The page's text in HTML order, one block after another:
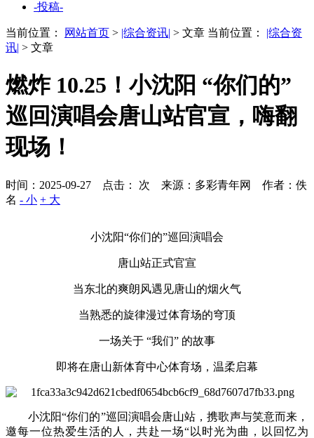
-投稿-
当前位置： 网站首页 > |综合资讯| > 文章 当前位置： |综合资
讯| > 文章
燃炸 10.25！小沈阳 “你们的”
巡回演唱会唐山站官宣，嗨翻
现场！
时间：2025-09-27 点击： 次 来源：多彩青年网 作者：佚
名 - 小 + 大
小沈阳“你们的”巡回演唱会
唐山站正式官宣
当东北的爽朗风遇见唐山的烟火气
当熟悉的旋律漫过体育场的穹顶
一场关于 “我们” 的故事
即将在唐山新体育中心体育场，温柔启幕
小沈阳“你们的”巡回演唱会唐山站，携歌声与笑意而来，
邀每一位热爱生活的人，共赴一场“以时光为曲，以回忆为